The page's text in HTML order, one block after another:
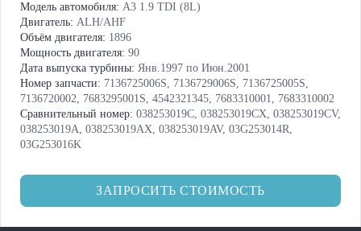
Модель автомобиля: A3 1.9 TDI (8L)
Двигатель: ALH/AHF
Объём двигателя: 1896
Мощность двигателя: 90
Дата выпуска турбины: Янв.1997 по Июн.2001
Номер запчасти: 7136725006S, 7136729006S, 7136725005S,
7136720002, 7683295001S, 4542321345, 7683310001, 7683310002
Сравнительный номер: 038253019C, 038253019CX, 038253019CV,
038253019A, 038253019AX, 038253019AV, 03G253014R,
03G253016K
ЗАПРОСИТЬ СТОИМОСТЬ